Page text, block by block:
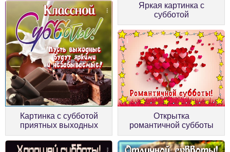
Яркая картинка с
субботой
Картинка с субботой
приятных выходных
Открытка
романтичной субботы